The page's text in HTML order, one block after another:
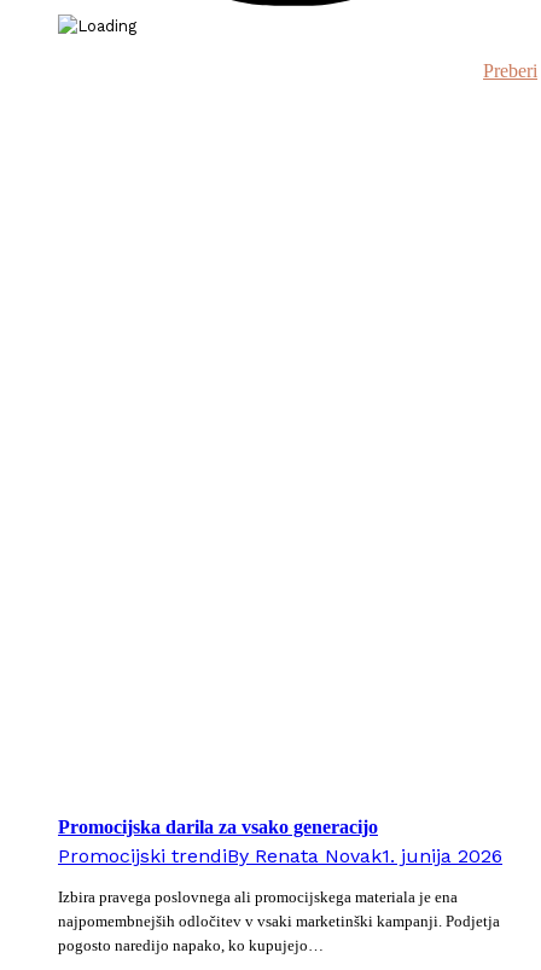
Preberi
Promocijska darila za vsako generacijo
Promocijski trendiBy Renata Novak1. junija 2026
Izbira pravega poslovnega ali promocijskega materiala je ena
najpomembnejših odločitev v vsaki marketinški kampanji. Podjetja
pogosto naredijo napako, ko kupujejo…